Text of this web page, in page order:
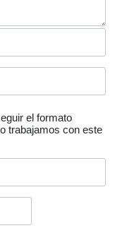
el formato
trabajamos con este